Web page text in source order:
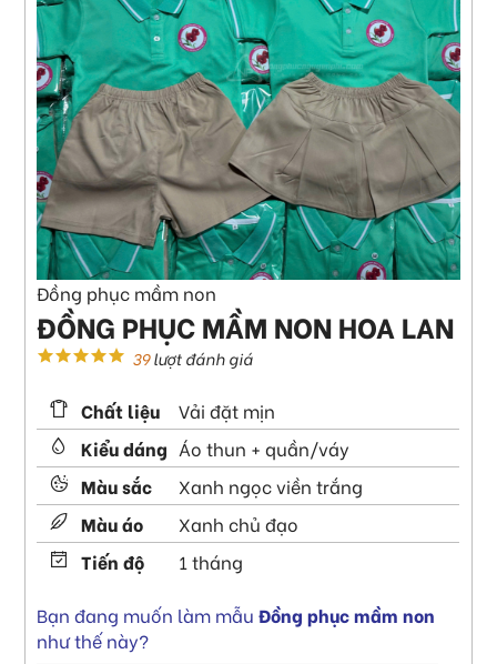
Đồng phục mầm non
ĐỒNG PHỤC MẦM NON HOA LAN
39lượt đánh giá
Chất liệu
Vải đặt mịn
Kiểu dáng Áo thun + quần/váy
Màu sắc
Xanh ngọc viền trắng
Màu áo
Xanh chủ đạo
Tiến độ
1 tháng
Bạn đang muốn làm mẫuĐồng phục mầm non
như thế này?